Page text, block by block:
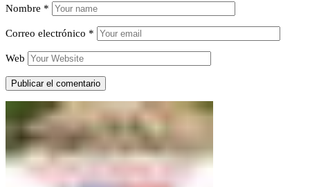
Nombre *
Correo electrónico *
Web